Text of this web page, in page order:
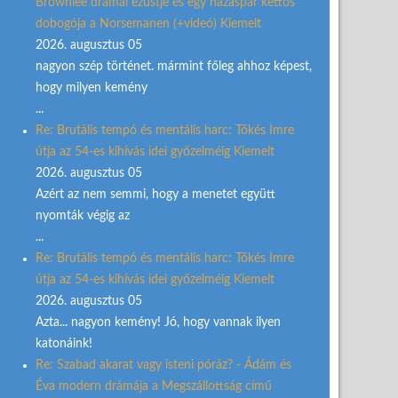
Brownlee drámai ezüstje és egy házaspár kettős
dobogója a Norsemanen (+videó) Kiemelt
2026. augusztus 05
nagyon szép történet. mármint főleg ahhoz képest,
hogy milyen kemény
...
Re: Brutális tempó és mentális harc: Tőkés Imre
útja az 54-es kihívás idei győzelméig Kiemelt
2026. augusztus 05
Azért az nem semmi, hogy a menetet együtt
nyomták végig az
...
Re: Brutális tempó és mentális harc: Tőkés Imre
útja az 54-es kihívás idei győzelméig Kiemelt
2026. augusztus 05
Azta... nagyon kemény! Jó, hogy vannak ilyen
katonáink!
Re: Szabad akarat vagy isteni póráz? - Ádám és
Éva modern drámája a Megszállottság című